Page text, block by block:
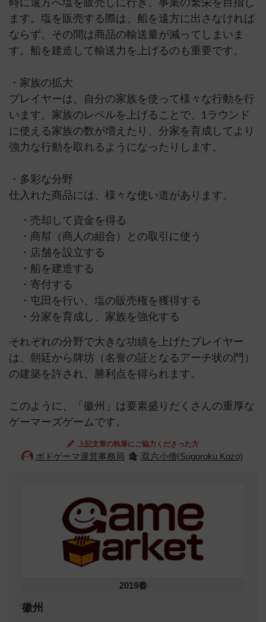
時に遠方へ塩を販売しに行き、事業の繁栄を目指し
ます。塩を販売する際は、船を遠方に出さなければ
ならず、その間は商品の輸送量が減ってしまいま
す。船を建造して輸送力を上げるのも重要です。
・家族の拡大
プレイヤーは、自分の家族を使って様々な行動を行
います。家族のレベルを上げることで、1ラウンド
に使える家族の数が増えたり、分家を育成してより
強力な行動を取れるようになったりします。
・多彩な分野
仕入れた商品には、様々な使い道があります。
・売却して資金を得る
・商幇（商人の組合）との取引に使う
・店舗を設立する
・船を建造する
・寄付する
・屯田を行い、塩の販売権を獲得する
・分家を育成し、家族を強化する
それぞれの分野で大きな功績を上げたプレイヤー
は、朝廷から牌坊（名誉の証となるアーチ状の門）
の建築を許され、勝利点を得られます。
このように、「徽州」は要素盛りだくさんの重厚な
ゲーマーズゲームです。
上記文章の執筆にご協力くださった方
ボドゲーマ運営事務局 双六小僧(Sugoroku Kozo)
2019春
徽州